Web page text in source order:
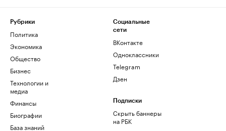
Рубрики
Политика
Экономика
Общество
Бизнес
Технологии и
медиа
Финансы
Биографии
База знаний
Социальные
сети
ВКонтакте
Одноклассники
Telegram
Дзен
Подписки
Скрыть баннеры
на РБК